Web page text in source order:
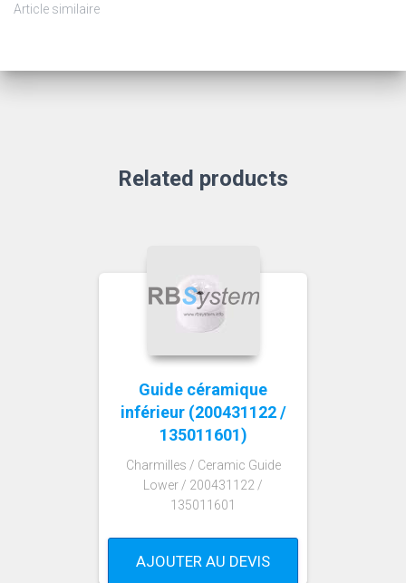
Article similaire
Related products
Guide céramique
inférieur (200431122 /
135011601)
Charmilles / Ceramic Guide
Lower / 200431122 /
135011601
AJOUTER AU DEVIS